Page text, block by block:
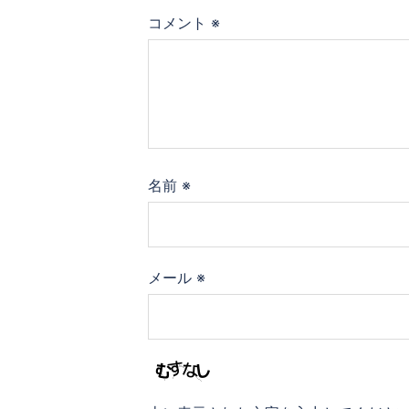
コメント ※
名前 ※
メール ※